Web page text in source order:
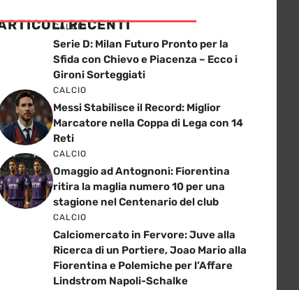
RECENTI
CALCIO
Serie D: Milan Futuro Pronto per la
Sfida con Chievo e Piacenza – Ecco i
Gironi Sorteggiati
CALCIO
Messi Stabilisce il Record: Miglior
Marcatore nella Coppa di Lega con 14
Reti
CALCIO
Omaggio ad Antognoni: Fiorentina
ritira la maglia numero 10 per una
stagione nel Centenario del club
CALCIO
Calciomercato in Fervore: Juve alla
Ricerca di un Portiere, Joao Mario alla
Fiorentina e Polemiche per l’Affare
Lindstrom Napoli-Schalke